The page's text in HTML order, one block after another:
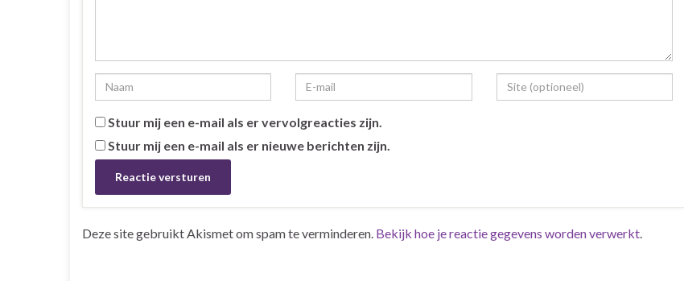
Stuur mij een e-mail als er vervolgreacties zijn.
Stuur mij een e-mail als er nieuwe berichten zijn.
Deze site gebruikt Akismet om spam te verminderen. Bekijk hoe je reactie gegevens worden verwerkt.